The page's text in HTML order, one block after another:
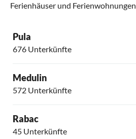
Ferienhäuser und Ferienwohnungen
Pula
676 Unterkünfte
Medulin
572 Unterkünfte
Rabac
45 Unterkünfte